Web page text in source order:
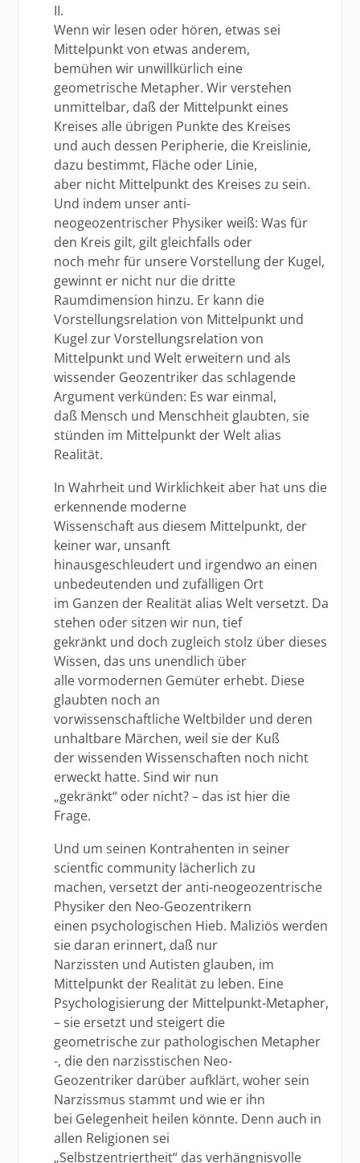
II.
Wenn wir lesen oder hören, etwas sei
Mittelpunkt von etwas anderem,
bemühen wir unwillkürlich eine
geometrische Metapher. Wir verstehen
unmittelbar, daß der Mittelpunkt eines
Kreises alle übrigen Punkte des Kreises
und auch dessen Peripherie, die Kreislinie,
dazu bestimmt, Fläche oder Linie,
aber nicht Mittelpunkt des Kreises zu sein.
Und indem unser anti-
neogeozentrischer Physiker weiß: Was für
den Kreis gilt, gilt gleichfalls oder
noch mehr für unsere Vorstellung der Kugel,
gewinnt er nicht nur die dritte
Raumdimension hinzu. Er kann die
Vorstellungsrelation von Mittelpunkt und
Kugel zur Vorstellungsrelation von
Mittelpunkt und Welt erweitern und als
wissender Geozentriker das schlagende
Argument verkünden: Es war einmal,
daß Mensch und Menschheit glaubten, sie
stünden im Mittelpunkt der Welt alias
Realität.
In Wahrheit und Wirklichkeit aber hat uns die
erkennende moderne
Wissenschaft aus diesem Mittelpunkt, der
keiner war, unsanft
hinausgeschleudert und irgendwo an einen
unbedeutenden und zufälligen Ort
im Ganzen der Realität alias Welt versetzt. Da
stehen oder sitzen wir nun, tief
gekränkt und doch zugleich stolz über dieses
Wissen, das uns unendlich über
alle vormodernen Gemüter erhebt. Diese
glaubten noch an
vorwissenschaftliche Weltbilder und deren
unhaltbare Märchen, weil sie der Kuß
der wissenden Wissenschaften noch nicht
erweckt hatte. Sind wir nun
„gekränkt“ oder nicht? – das ist hier die
Frage.
Und um seinen Kontrahenten in seiner
scientfic community lächerlich zu
machen, versetzt der anti-neogeozentrische
Physiker den Neo-Geozentrikern
einen psychologischen Hieb. Maliziös werden
sie daran erinnert, daß nur
Narzissten und Autisten glauben, im
Mittelpunkt der Realität zu leben. Eine
Psychologisierung der Mittelpunkt-Metapher,
– sie ersetzt und steigert die
geometrische zur pathologischen Metapher
-, die den narzisstischen Neo-
Geozentriker darüber aufklärt, woher sein
Narzissmus stammt und wie er ihn
bei Gelegenheit heilen könnte. Denn auch in
allen Religionen sei
„Selbstzentriertheit“ das verhängnisvolle